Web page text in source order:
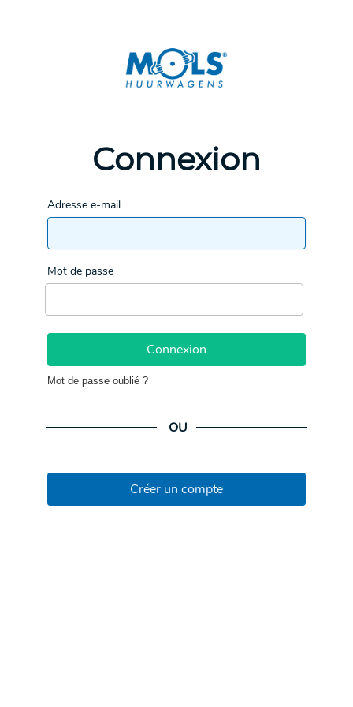
Connexion
Adresse e-mail
Mot de passe
Connexion
Mot de passe oublié ?
OU
Créer un compte